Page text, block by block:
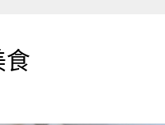
食